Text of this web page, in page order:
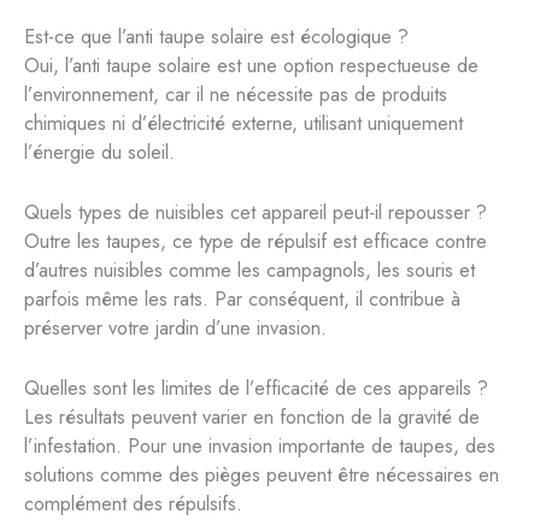
Est-ce que l’anti taupe solaire est écologique ?
Oui, l’anti taupe solaire est une option respectueuse de
l’environnement, car il ne nécessite pas de produits
chimiques ni d’électricité externe, utilisant uniquement
l’énergie du soleil.
Quels types de nuisibles cet appareil peut-il repousser ?
Outre les taupes, ce type de répulsif est efficace contre
d’autres nuisibles comme les campagnols, les souris et
parfois même les rats. Par conséquent, il contribue à
préserver votre jardin d’une invasion.
Quelles sont les limites de l’efficacité de ces appareils ?
Les résultats peuvent varier en fonction de la gravité de
l’infestation. Pour une invasion importante de taupes, des
solutions comme des pièges peuvent être nécessaires en
complément des répulsifs.